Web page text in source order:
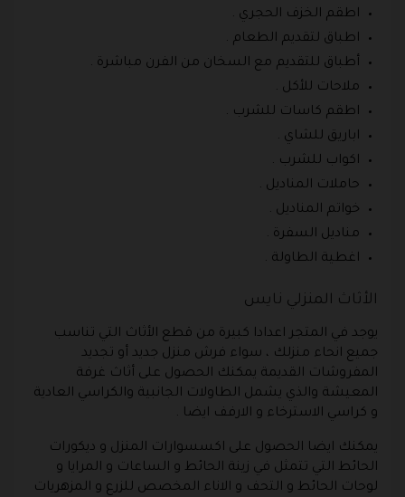
اطقم الخزف الحجري .
اطباق لتقديم الطعام .
أطباق للتقديم مع السخان من الفرن مباشرة .
ملاحات للأكل .
اطقم كاسات للشرب .
اباريق للشاي .
اكواب للشرب .
حاملات المناديل .
خواتم المناديل .
مناديل السفرة .
اغطية الطاولة .
الأثاث المنزلي نايس
يوجد في المتجر اعدادا كبيرة من قطع الأثاث التي تناسب
جميع انحاء منزلك ، سواء فرش منزل جديد أو تجديد
المفروشات القديمة يمكنك الحصول على أثاث غرفة
المعيشة والذي يشمل الطاولات الجانبية والكراسي العادية
و كراسي الاسترخاء و الارفف ايضا .
يمكنك ايضا الحصول على اكسسوارات المنزل و ديكورات
الحائط التي تتمثل في زينة الحائط و الساعات و المرايا و
لوحات الحائط و التحف و الاناء المخصص للزرع و المزهريات